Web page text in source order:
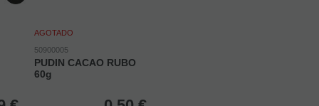
AGOTADO
50900005
PUDIN CACAO RUBO
60g